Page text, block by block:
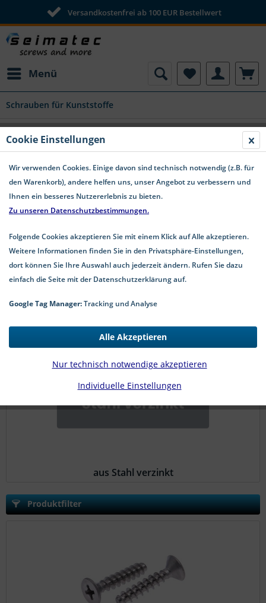
Versandkostenfrei ab 100 EUR Bestellwert
schnelle Lieferung
Menü
Schrauben für Kunststoffe
aus Edelstahl A2
aus Stahl verzinkt
Produktfilter
Cookie Einstellungen
Wir verwenden Cookies. Einige davon sind technisch notwendig (z.B. für
den Warenkorb), andere helfen uns, unser Angebot zu verbessern und
Ihnen ein besseres Nutzererlebnis zu bieten.
Zu unseren Datenschutzbestimmungen.
Folgende Cookies akzeptieren Sie mit einem Klick auf Alle akzeptieren.
Weitere Informationen finden Sie in den Privatsphäre-Einstellungen,
dort können Sie Ihre Auswahl auch jederzeit ändern. Rufen Sie dazu
einfach die Seite mit der Datenschutzerklärung auf.
Google Tag Manager:Tracking und Analyse
Individuelle Einstellungen
Nur technisch notwendige akzeptieren
Alle Akzeptieren